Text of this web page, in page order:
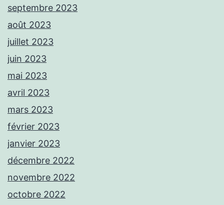
septembre 2023
août 2023
juillet 2023
juin 2023
mai 2023
avril 2023
mars 2023
février 2023
janvier 2023
décembre 2022
novembre 2022
octobre 2022